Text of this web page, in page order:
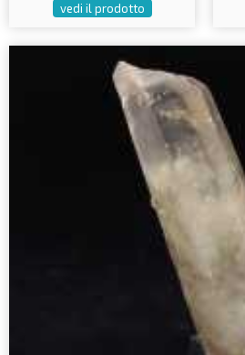
vedi il prodotto